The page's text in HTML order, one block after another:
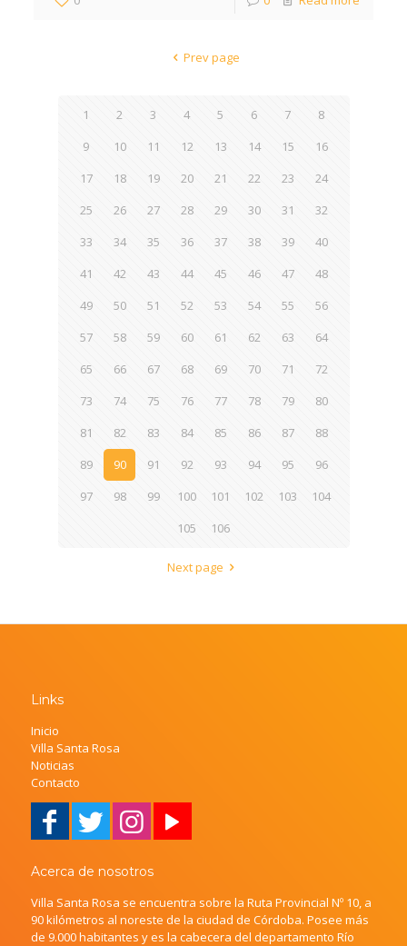
Prev page
1 2 3 4 5 6 7
8
9
10 11 12 13 14 15
16
17
18 19 20 21 22 23
24
25
26 27 28 29 30 31
32
33
34 35 36 37 38 39
40
41
42 43 44 45 46 47
48
49
50 51 52 53 54 55
56
57
58 59 60 61 62 63
64
65
66 67 68 69 70 71
72
73
74 75 76 77 78 79
80
81
82 83 84 85 86 87
88
89
90 91 92 93 94 95
96
97
98 99 100 101 102 103
104
105
106
Next page
Links
Inicio
Villa Santa Rosa
Noticias
Contacto
Acerca de nosotros
Villa Santa Rosa se encuentra sobre la Ruta Provincial Nº 10, a
90 kilómetros al noreste de la ciudad de Córdoba. Posee más
de 9.000 habitantes y es la cabecera del departamento Río